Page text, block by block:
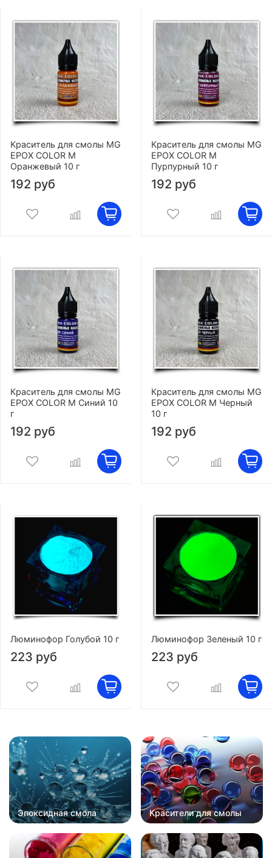
Краситель для смолы MG
EPOX COLOR M
Оранжевый 10 г
192 руб
Краситель для смолы MG
EPOX COLOR M
Пурпурный 10 г
192 руб
Краситель для смолы MG
EPOX COLOR M Синий 10
г
192 руб
Краситель для смолы MG
EPOX COLOR M Черный
10 г
192 руб
Люминофор Голубой 10 г
223 руб
Люминофор Зеленый 10 г
223 руб
Эпоксидная смола Красители для смолы